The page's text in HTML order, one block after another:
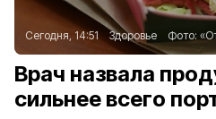
Сегодня, 14:51 Здоровье Фото:
Врач назвала
сильнее всего